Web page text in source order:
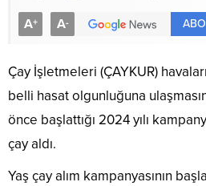
A+ A-
Çay İşletmeleri (ÇAYKUR)
belli hasat olgunluğuna
önce başlattığı 2024 yılı
çay aldı.
Yaş çay alım kampanyasının